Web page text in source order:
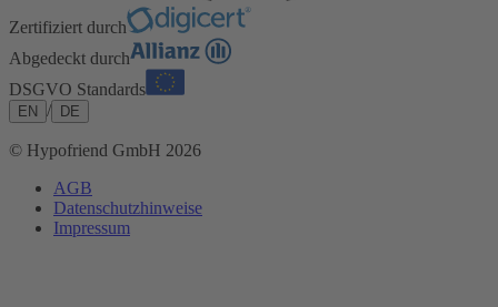
Zertifiziert durch
Abgedeckt durch
DSGVO Standards
EN / DE
© Hypofriend GmbH 2026
AGB
Datenschutzhinweise
Impressum